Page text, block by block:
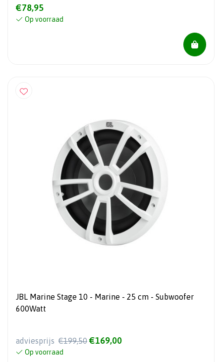
€78,95
Op voorraad
JBL Marine Stage 10 - Marine - 25 cm - Subwoofer
600Watt
adviesprijs €199,50 €169,00
Op voorraad